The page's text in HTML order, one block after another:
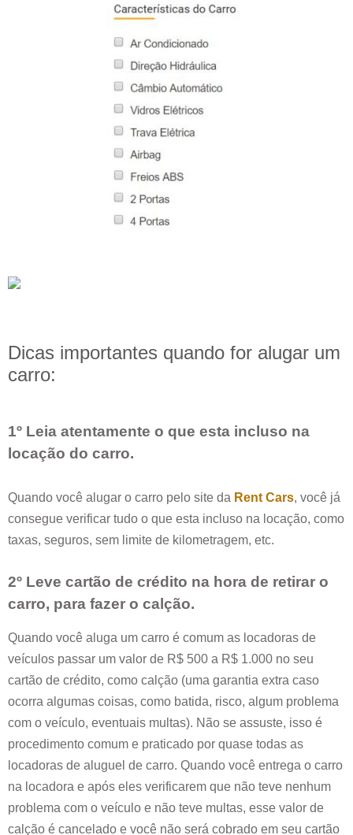
Dicas importantes quando for alugar um
carro:
1º Leia atentamente o que esta incluso na
locação do carro.
Quando você alugar o carro pelo site da Rent Cars, você já
consegue verificar tudo o que esta incluso na locação, como
taxas, seguros, sem limite de kilometragem, etc.
2º Leve cartão de crédito na hora de retirar o
carro, para fazer o calção.
Quando você aluga um carro é comum as locadoras de
veículos passar um valor de R$ 500 a R$ 1.000 no seu
cartão de crédito, como calção (uma garantia extra caso
ocorra algumas coisas, como batida, risco, algum problema
com o veículo, eventuais multas). Não se assuste, isso é
procedimento comum e praticado por quase todas as
locadoras de aluguel de carro. Quando você entrega o carro
na locadora e após eles verificarem que não teve nenhum
problema com o veículo e não teve multas, esse valor de
calção é cancelado e você não será cobrado em seu cartão